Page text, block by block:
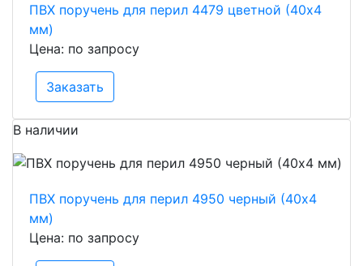
ПВХ поручень для перил 4479 цветной (40х4
мм)
Цена: по запросу
Заказать
В наличии
ПВХ поручень для перил 4950 черный (40х4
мм)
Цена: по запросу